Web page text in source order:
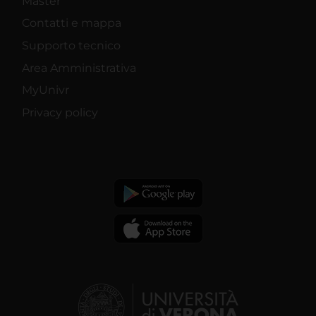
Contatti e mappa
Supporto tecnico
Area Amministrativa
MyUnivr
Privacy policy